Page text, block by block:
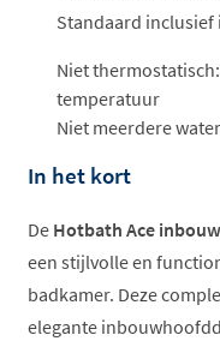
Standaard
Niet
temperatuur
Niet meerdere
In het kort
De Hotbath Ace
een stijlvolle en
badkamer. Deze
elegante